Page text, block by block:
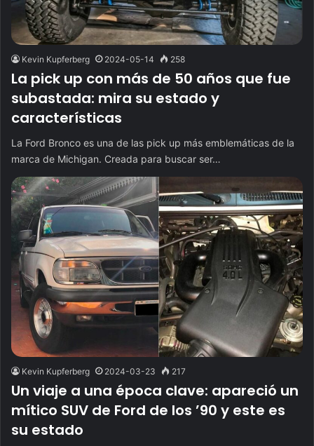
Kevin Kupferberg 2024-05-14 258
La pick up con más de 50 años que fue
subastada: mira su estado y
características
La Ford Bronco es una de las pick up más emblemáticas de la
marca de Michigan. Creada para buscar ser…
Kevin Kupferberg 2024-03-23 217
Un viaje a una época clave: apareció un
mítico SUV de Ford de los ’90 y este es
su estado